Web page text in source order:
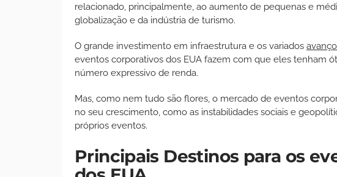
relacionado, principalmente, ao aumento de pequenas e
globalização e da indústria de turismo.
O grande investimento em infraestrutura e os variados
eventos corporativos dos EUA fazem com que eles tenham
número expressivo de renda.
Mas, como nem tudo são flores, o mercado de eventos
no seu crescimento, como as instabilidades sociais e
próprios eventos.
Principais Destinos para os